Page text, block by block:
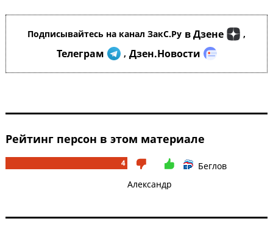
Подписывайтесь на канал ЗакС.Ру в Дзене ,
Телеграм , Дзен.Новости
Рейтинг персон в этом материале
4
Беглов
Александр